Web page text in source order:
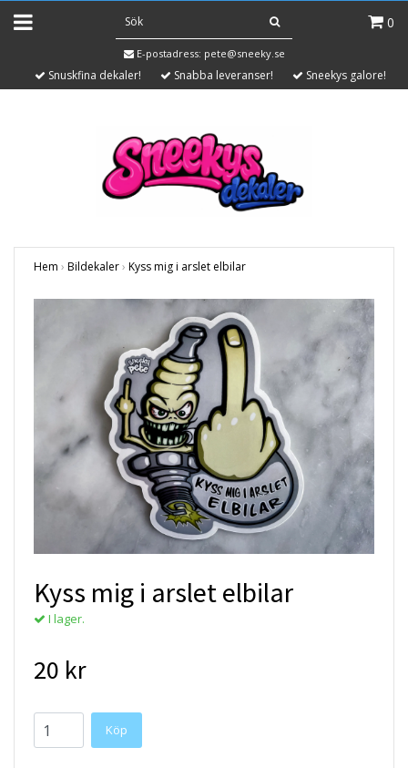
0
E-postadress: pete@sneeky.se
Snuskfina dekaler! Snabba leveranser! Sneekys galore!
Hem › Bildekaler› Kyss mig i arslet elbilar
Kyss mig i arslet elbilar
I lager.
20 kr
Köp